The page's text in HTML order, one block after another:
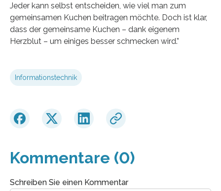
Jeder kann selbst entscheiden, wie viel man zum
gemeinsamen Kuchen beitragen möchte. Doch ist klar,
dass der gemeinsame Kuchen – dank eigenem
Herzblut – um einiges besser schmecken wird.”
Informationstechnik
Kommentare (0)
Schreiben Sie einen Kommentar